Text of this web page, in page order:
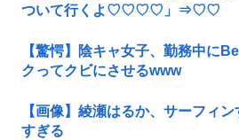
ついて行くよ♡♡♡♡」⇒♡♡
【驚愕】陰キャ女子、勤務中に
クってクビにさせるwww
【画像】綾瀬はるか、サーフィ
すぎる